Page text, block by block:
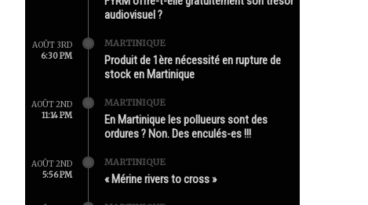
audiovisuel ?
AOÛT 3RD
6:30 PM
MARTINIQUE
Produit de 1ère nécessité en rupture de
stock en Martinique
AOÛT 2ND
11:14 PM
MARTINIQUE
En Martinique les pollueurs sont des
ordures ? Non. Des enculés-es !!!
AOÛT 2ND
5:56 PM
MARTINIQUE
« Mérine rivers to cross »